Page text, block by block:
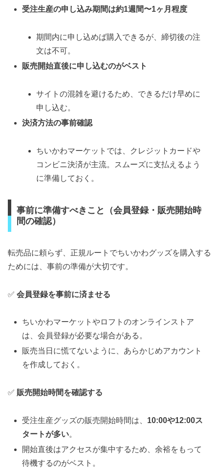
受注生産の申し込み期間は約1週間〜1ヶ月程度
期間内に申し込めば購入できるが、締切後の注
文は不可。
販売開始直後に申し込むのがベスト
サイトの混雑を避けるため、できるだけ早めに
申し込む。
決済方法の事前確認
ちいかわマーケットでは、クレジットカードや
コンビニ決済が主流。スムーズに支払えるよう
に準備しておく。
事前に準備すべきこと（会員登録・販売開始時
間の確認）
転売品に頼らず、正規ルートでちいかわグッズを購入する
ためには、事前の準備が大切です。
✅ 会員登録を事前に済ませる
ちいかわマーケットやロフトのオンラインストア
は、会員登録が必要な場合がある。
販売当日に慌てないように、あらかじめアカウント
を作成しておく。
✅ 販売開始時間を確認する
受注生産グッズの販売開始時間は、 10:00や12:00ス
タートが多い。
開始直後はアクセスが集中するため、余裕をもって
待機するのがベスト。